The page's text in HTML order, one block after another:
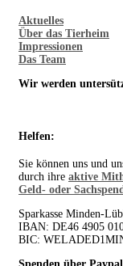
Aktuelles
Über das Tierheim
Impressionen
Das Team
Wir werden
Helfen:
Sie können uns und
durch ihre aktive
Geld- oder
Sparkasse Minden-
IBAN: DE46 4905
BIC: